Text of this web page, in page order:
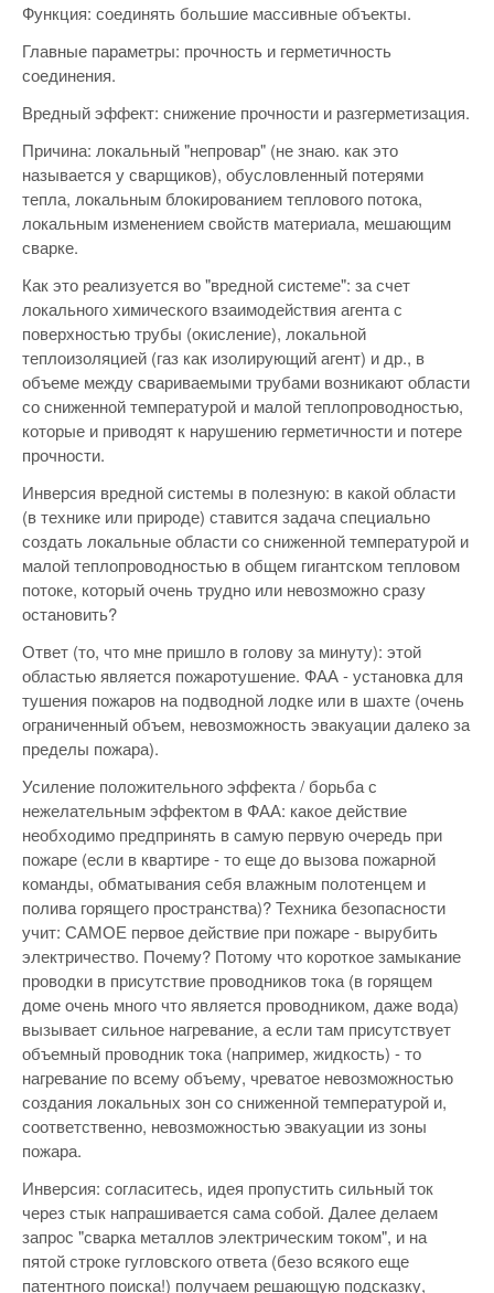
Функция: соединять большие массивные объекты.
Главные параметры: прочность и герметичность
соединения.
Вредный эффект: снижение прочности и разгерметизация.
Причина: локальный "непровар" (не знаю. как это
называется у сварщиков), обусловленный потерями
тепла, локальным блокированием теплового потока,
локальным изменением свойств материала, мешающим
сварке.
Как это реализуется во "вредной системе": за счет
локального химического взаимодействия агента с
поверхностью трубы (окисление), локальной
теплоизоляцией (газ как изолирующий агент) и др., в
объеме между свариваемыми трубами возникают области
со сниженной температурой и малой теплопроводностью,
которые и приводят к нарушению герметичности и потере
прочности.
Инверсия вредной системы в полезную: в какой области
(в технике или природе) ставится задача специально
создать локальные области со сниженной температурой и
малой теплопроводностью в общем гигантском тепловом
потоке, который очень трудно или невозможно сразу
остановить?
Ответ (то, что мне пришло в голову за минуту): этой
областью является пожаротушение. ФАА - установка для
тушения пожаров на подводной лодке или в шахте (очень
ограниченный объем, невозможность эвакуации далеко за
пределы пожара).
Усиление положительного эффекта / борьба с
нежелательным эффектом в ФАА: какое действие
необходимо предпринять в самую первую очередь при
пожаре (если в квартире - то еще до вызова пожарной
команды, обматывания себя влажным полотенцем и
полива горящего пространства)? Техника безопасности
учит: САМОЕ первое действие при пожаре - вырубить
электричество. Почему? Потому что короткое замыкание
проводки в присутствие проводников тока (в горящем
доме очень много что является проводником, даже вода)
вызывает сильное нагревание, а если там присутствует
объемный проводник тока (например, жидкость) - то
нагревание по всему объему, чреватое невозможностью
создания локальных зон со сниженной температурой и,
соответственно, невозможностью эвакуации из зоны
пожара.
Инверсия: согласитесь, идея пропустить сильный ток
через стык напрашивается сама собой. Далее делаем
запрос "сварка металлов электрическим током", и на
пятой строке гугловского ответа (безо всякого еще
патентного поиска!) получаем решающую подсказку,